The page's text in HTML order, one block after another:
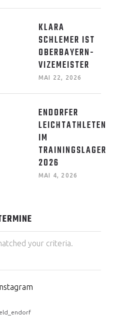
KLARA
SCHLEMER IST
OBERBAYERN-
VIZEMEISTER
MAI 22, 2026
ENDORFER
LEICHTATHLETEN
IM
TRAININGSLAGER
2026
MAI 4, 2026
your criteria.